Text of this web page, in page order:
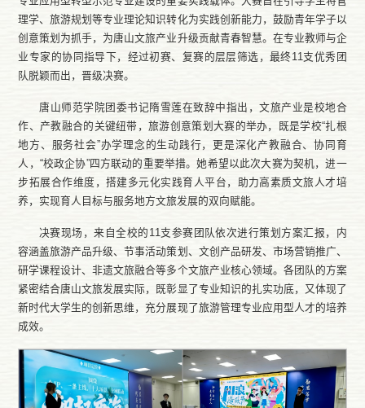
理学、旅游规划等专业理论知识转化为实践创新能力，鼓励青年学子以
创意策划为抓手，为唐山文旅产业升级贡献青春智慧。在专业教师与企
业专家的协同指导下，经过初赛、复赛的层层筛选，最终11支优秀团
队脱颖而出，晋级决赛。
唐山师范学院团委书记隋雪莲在致辞中指出，文旅产业是校地合
作、产教融合的关键纽带，旅游创意策划大赛的举办，既是学校“扎根
地方、服务社会”办学理念的生动践行，更是深化产教融合、协同育
人，“校政企协”四方联动的重要举措。她希望以此次大赛为契机，进一
步拓展合作维度，搭建多元化实践育人平台，助力高素质文旅人才培
养，实现育人目标与服务地方文旅发展的双向赋能。
决赛现场，来自全校的11支参赛团队依次进行策划方案汇报，内
容涵盖旅游产品升级、节事活动策划、文创产品研发、市场营销推广、
研学课程设计、非遗文旅融合等多个文旅产业核心领域。各团队的方案
紧密结合唐山文旅发展实际，既彰显了专业知识的扎实功底，又体现了
新时代大学生的创新思维，充分展现了旅游管理专业应用型人才的培养
成效。